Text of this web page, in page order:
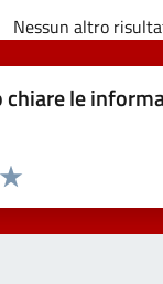
Nessun altro
chiare le
5 stelle su 5
4 stelle su 5
stelle su 5
su 5
5